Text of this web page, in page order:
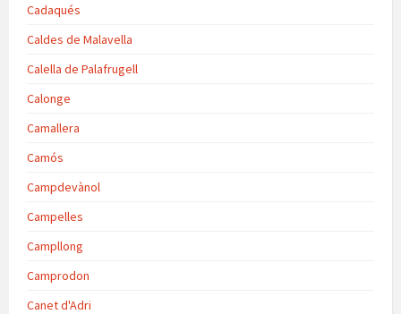
Cadaqués
Caldes de Malavella
Calella de Palafrugell
Calonge
Camallera
Camós
Campdevànol
Campelles
Campllong
Camprodon
Canet d'Adri